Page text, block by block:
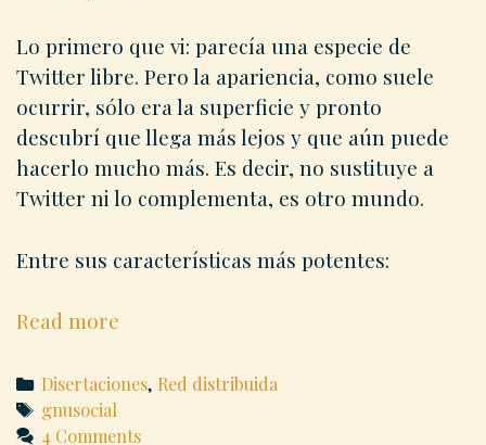
Lo primero que vi: parecía una especie de
Twitter libre. Pero la apariencia, como suele
ocurrir, sólo era la superficie y pronto
descubrí que llega más lejos y que aún puede
hacerlo mucho más. Es decir, no sustituye a
Twitter ni lo complementa, es otro mundo.
Entre sus características más potentes:
Read more
me
Categories
Disertaciones, Red distribuida
Tags
gnusocial
4 Comments